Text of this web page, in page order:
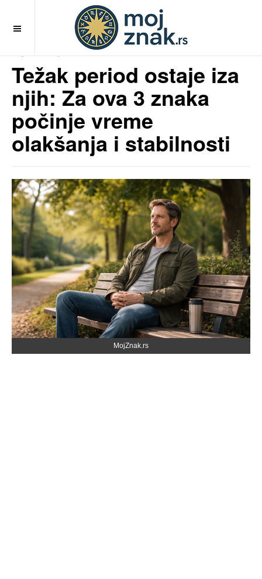
pre 6 meseci
Težak period ostaje iza
njih: Za ova 3 znaka
počinje vreme
olakšanja i stabilnosti
MojZnak.rs